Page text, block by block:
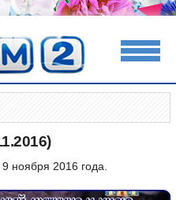
ноября 2016 года.